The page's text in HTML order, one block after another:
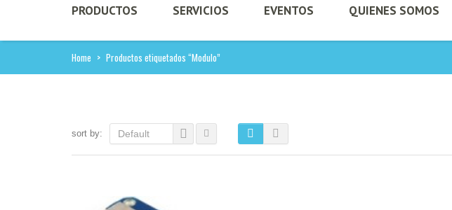
PRODUCTOS SERVICIOS EVENTOS QUIENES SOMOS
Home > Productos etiquetados “Modulo”
sort by: Default